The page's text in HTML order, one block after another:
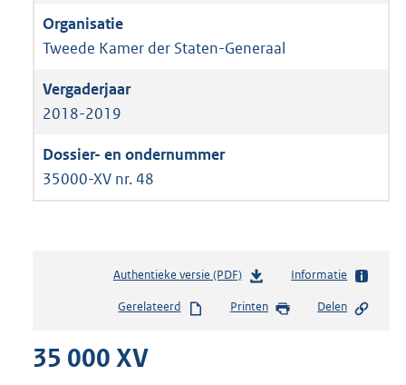
Tweede Kamer der Staten-Generaal
2018-2019
35000-XV nr. 48
Authentieke versie (PDF)b
s
Informatie
Gerelateerd Printen Delen
35 000 XV